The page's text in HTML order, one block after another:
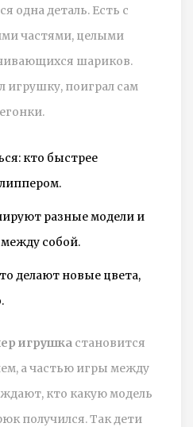
одна деталь. Есть с
частями, целыми
шариков.
игрушку, поиграл сам
кто быстрее
разные модели и
собой.
делают новые цвета,
игрушка становится
а частью игры между
кто какую модель
получился. Так дети